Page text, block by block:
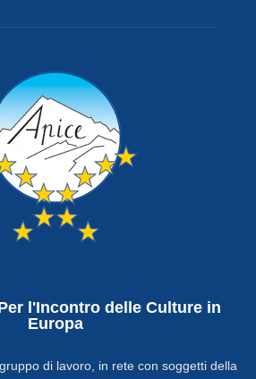
l'Incontro delle Culture in
Europa
di lavoro, in rete con soggetti della